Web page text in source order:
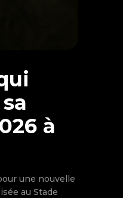
à
une nouvelle
au Stade